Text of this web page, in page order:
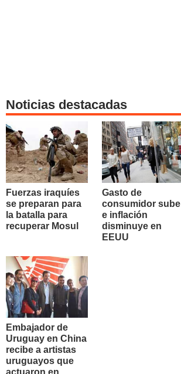
Noticias destacadas
Fuerzas iraquíes
se preparan para
la batalla para
recuperar Mosul
Gasto de
consumidor sube
e inflación
disminuye en
EEUU
Embajador de
Uruguay en China
recibe a artistas
uruguayos que
actuaron en